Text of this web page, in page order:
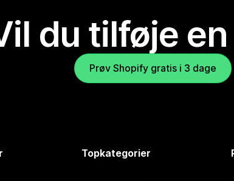
du tilføje
Prøv Shopify gratis i 3 dage
Topkategorier